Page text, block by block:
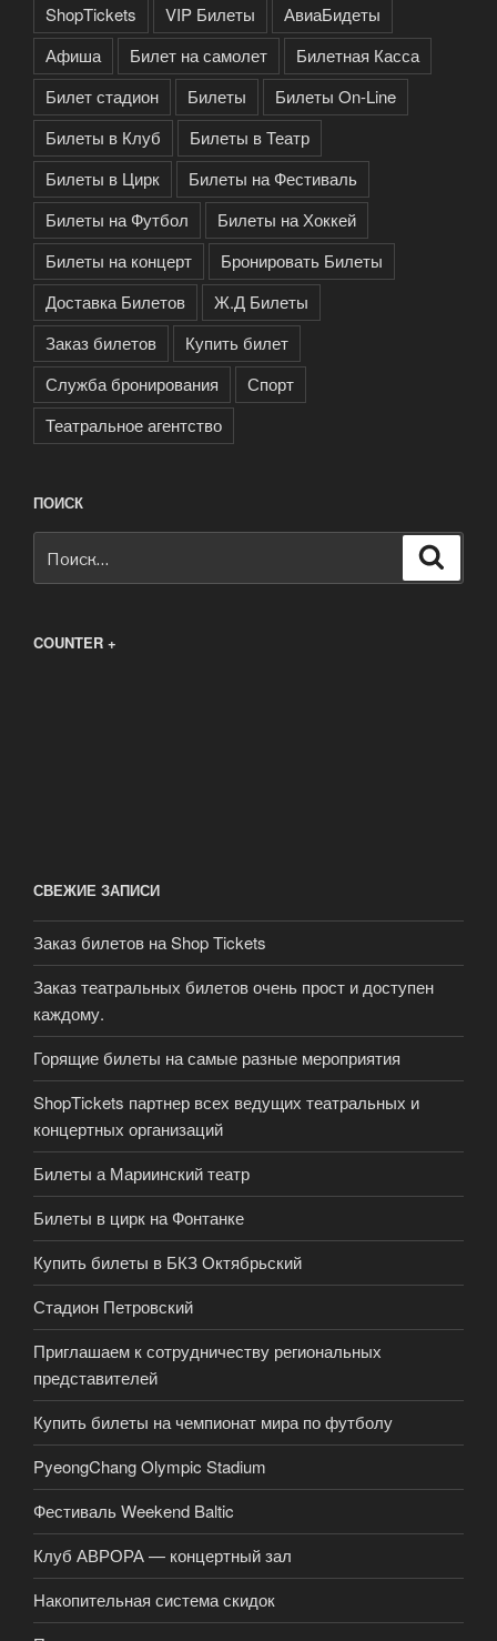
ShopTickets VIP Билеты
АвиаБидеты
Афиша
Билет на самолет
Билетная Касса
Билет стадион
Билеты
Билеты On-Line
Билеты в Клуб
Билеты в Театр
Билеты в Цирк
Билеты на Фестиваль
Билеты на Футбол
Билеты на Хоккей
Билеты на концерт
Бронировать Билеты
Доставка Билетов
Ж.Д Билеты
Заказ билетов
Купить билет
Служба бронирования
Спорт
Театральное агентство
ПОИСК
COUNTER +
СВЕЖИЕ ЗАПИСИ
Заказ билетов на Shop Tickets
Заказ театральных билетов очень прост и доступен
каждому.
Горящие билеты на самые разные мероприятия
ShopTickets партнер всех ведущих театральных и
концертных организаций
Билеты а Мариинский театр
Билеты в цирк на Фонтанке
Купить билеты в БКЗ Октябрьский
Стадион Петровский
Приглашаем к сотрудничеству региональных
представителей
Купить билеты на чемпионат мира по футболу
PyeongChang Olympic Stadium
Фестиваль Weekend Baltic
Клуб АВРОРА — концертный зал
Накопительная система скидок